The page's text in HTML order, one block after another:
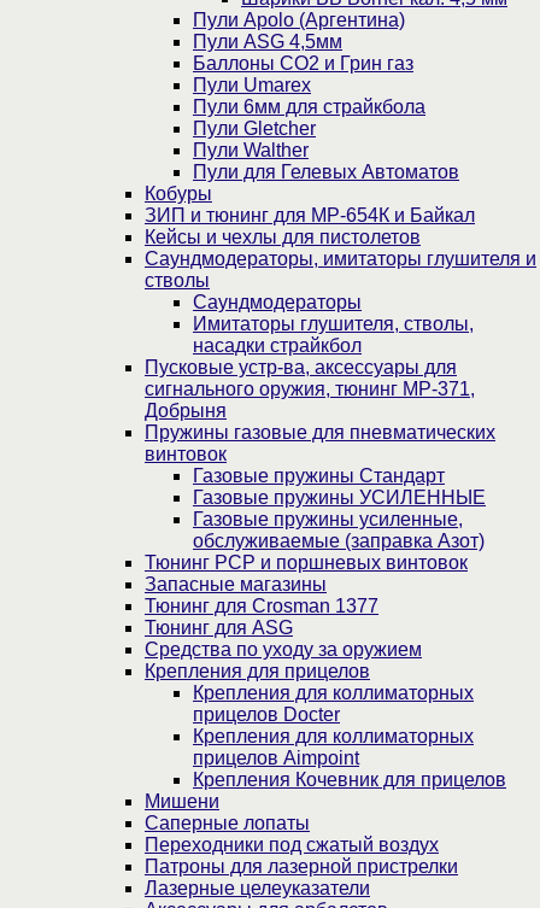
Пули Apolo (Аргентина)
Пули ASG 4,5мм
Баллоны CO2 и Грин газ
Пули Umarex
Пули 6мм для страйкбола
Пули Gletcher
Пули Walther
Пули для Гелевых Автоматов
Кобуры
ЗИП и тюнинг для МР-654К и Байкал
Кейсы и чехлы для пистолетов
Саундмодераторы, имитаторы глушителя и
стволы
Саундмодераторы
Имитаторы глушителя, стволы,
насадки страйкбол
Пусковые устр-ва, аксессуары для
сигнального оружия, тюнинг МР-371,
Добрыня
Пружины газовые для пневматических
винтовок
Газовые пружины Стандарт
Газовые пружины УСИЛЕННЫЕ
Газовые пружины усиленные,
обслуживаемые (заправка Азот)
Тюнинг PCP и поршневых винтовок
Запасные магазины
Тюнинг для Crosman 1377
Тюнинг для ASG
Средства по уходу за оружием
Крепления для прицелов
Крепления для коллиматорных
прицелов Docter
Крепления для коллиматорных
прицелов Aimpoint
Крепления Кочевник для прицелов
Мишени
Саперные лопаты
Переходники под сжатый воздух
Патроны для лазерной пристрелки
Лазерные целеуказатели